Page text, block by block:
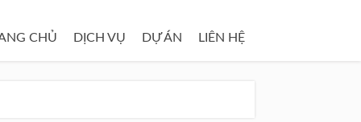
CHỦ DỊCH VỤ DỰ ÁN LIÊN HỆ